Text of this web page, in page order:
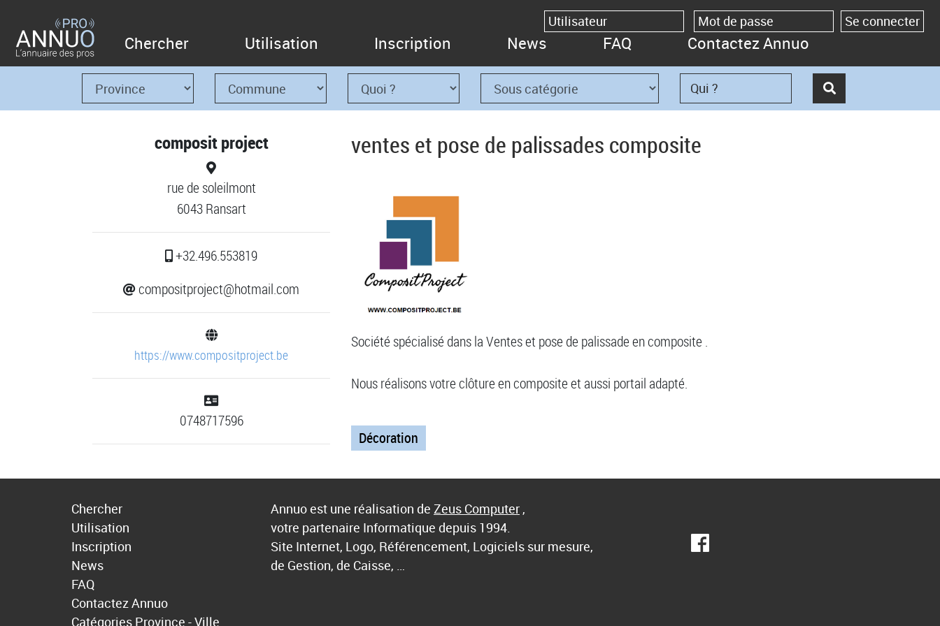
Chercher Utilisation Inscription News FAQ Contactez Annuo
composit project
rue de soleilmont
6043 Ransart
+32.496.553819
compositproject@hotmail.com
https://www.compositproject.be
0748717596
ventes et pose de palissades composite
Société spécialisé dans la Ventes et pose de palissade en composite .
Nous réalisons votre clôture en composite et aussi portail adapté.
Décoration
Chercher
Utilisation
Inscription
News
FAQ
Contactez Annuo
Catégories Province - Ville
Annuo est une réalisation de Zeus Computer ,
votre partenaire Informatique depuis 1994.
Site Internet, Logo, Référencement, Logiciels sur mesure,
de Gestion, de Caisse, …